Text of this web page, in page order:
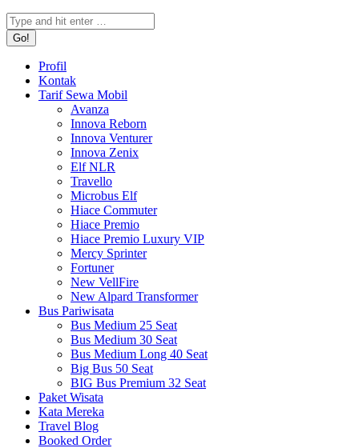
Search:
Profil
Kontak
Tarif Sewa Mobil
Avanza
Innova Reborn
Innova Venturer
Innova Zenix
Elf NLR
Travello
Microbus Elf
Hiace Commuter
Hiace Premio
Hiace Premio Luxury VIP
Mercy Sprinter
Fortuner
New VellFire
New Alpard Transformer
Bus Pariwisata
Bus Medium 25 Seat
Bus Medium 30 Seat
Bus Medium Long 40 Seat
Big Bus 50 Seat
BIG Bus Premium 32 Seat
Paket Wisata
Kata Mereka
Travel Blog
Booked Order